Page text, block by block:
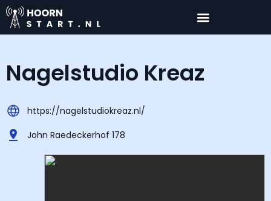
Nagelstudio Kreaz
https://nagelstudiokreaz.nl/
John Raedeckerhof 178